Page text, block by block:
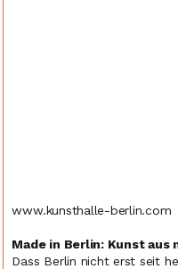
www.kunsthalle-berlin.com
Made in Berlin: Kunst aus
Dass Berlin nicht erst seit